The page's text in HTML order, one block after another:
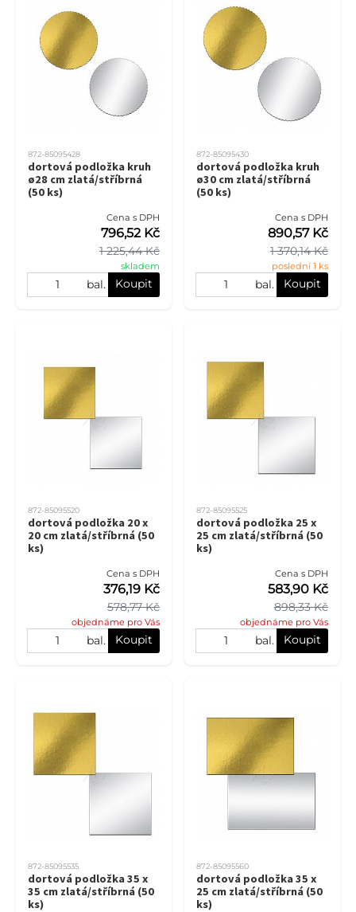
872-85095428
dortová podložka kruh
ø28 cm zlatá/stříbrná
(50 ks)
Cena s DPH
1 225,44 Kč
796,52 Kč
skladem
bal. Koupit
872-85095430
dortová podložka kruh
ø30 cm zlatá/stříbrná
(50 ks)
Cena s DPH
1 370,14 Kč
890,57 Kč
poslední 1 ks
bal. Koupit
872-85095520
dortová podložka 20 x
20 cm zlatá/stříbrná (50
ks)
Cena s DPH
578,77 Kč
376,19 Kč
objednáme pro Vás
bal. Koupit
872-85095525
dortová podložka 25 x
25 cm zlatá/stříbrná (50
ks)
Cena s DPH
898,33 Kč
583,90 Kč
objednáme pro Vás
bal. Koupit
872-85095535
dortová podložka 35 x
35 cm zlatá/stříbrná (50
ks)
872-85095560
dortová podložka 35 x
25 cm zlatá/stříbrná (50
ks)